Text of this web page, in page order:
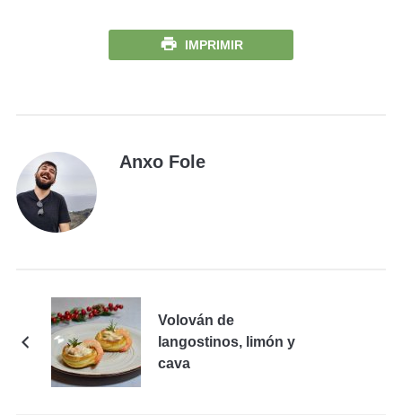
IMPRIMIR
Anxo Fole
Volován de
langostinos, limón y
cava